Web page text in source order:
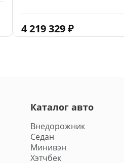
4 219 329₽
Каталог авто
Внедорожник
Седан
Минивэн
Хэтчбек